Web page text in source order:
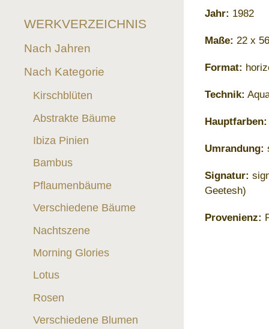
WERKVERZEICHNIS
Nach Jahren
Nach Kategorie
Kirschblüten
Abstrakte Bäume
Ibiza Pinien
Bambus
Pflaumenbäume
Verschiedene Bäume
Nachtszene
Morning Glories
Lotus
Rosen
Verschiedene Blumen
Jahr: 1982
Maße: 22 x
Format:
Technik:
Hauptfarben:
Umrandung:
Signatur:
Geetesh)
Provenienz: